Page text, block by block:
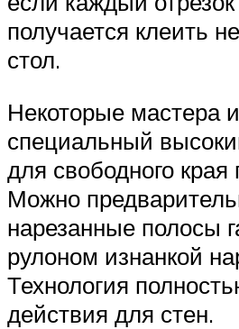
получается клеить
стол.
Некоторые мастера
специальный
для свободного края
Можно
нарезанные полосы
рулоном изнанкой
Технология
действия для стен.